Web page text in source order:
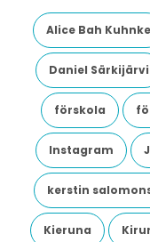
Alice Bah Kuhnke
Daniel Särkijärvi
förskola
Instagram
kerstin
Kieruna